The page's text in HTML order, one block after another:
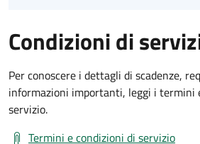
Condizioni di
Per conoscere i dettagli di scadenze,
informazioni importanti, leggi i termini
servizio.
Termini e condizioni di servizio